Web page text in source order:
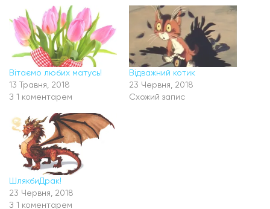
Вітаємо любих матусь!
13 Травня, 2018
З 1 коментарем
Відважний котик
23 Червня, 2018
Схожий запис
ШлякбиДрак!
23 Червня, 2018
З 1 коментарем